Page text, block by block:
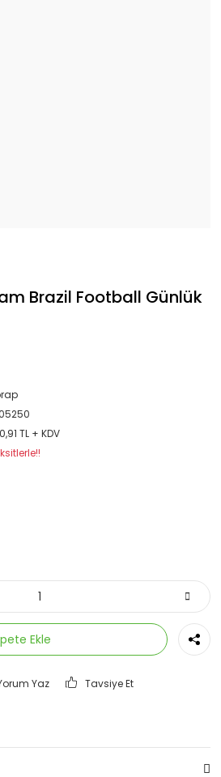
Brazil Football Günlük
TL + KDV
Ekle
Yaz Tavsiye Et